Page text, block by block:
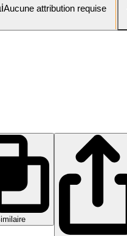
Aucune attribution requise